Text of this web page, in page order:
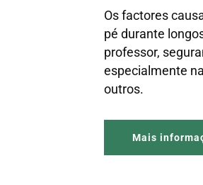
Os factores
pé durante
professor,
especialmente
outros.
Mais